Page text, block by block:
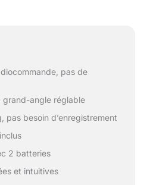
pas de
grand-angle réglable
pas besoin d’enregistrement
2 batteries
et intuitives